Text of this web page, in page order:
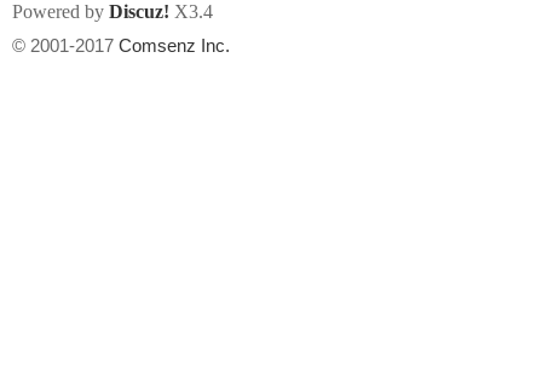
州
Powered by Discuz! X3.4
© 2001-2017 Comsenz Inc.